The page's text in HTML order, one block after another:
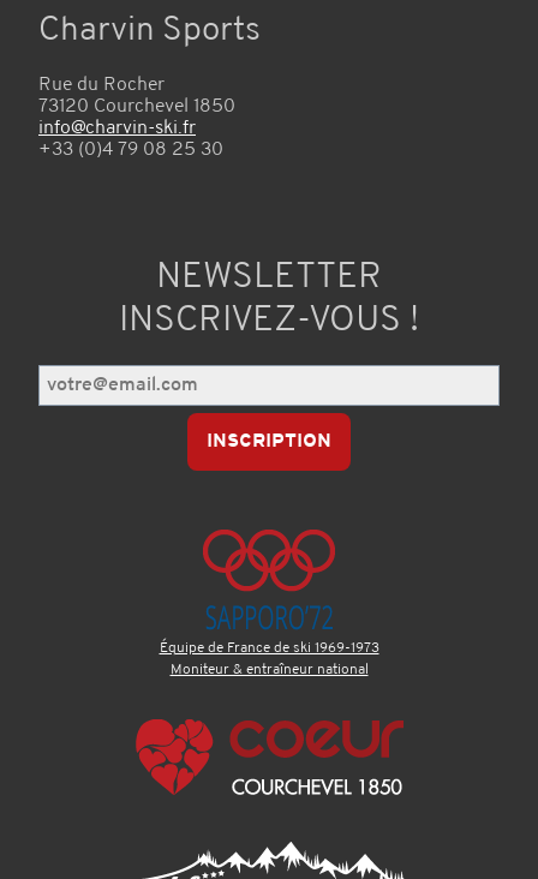
Charvin Sports
Rue du Rocher
73120 Courchevel 1850
info@charvin-ski.fr
+33 (0)4 79 08 25 30
NEWSLETTER
INSCRIVEZ-VOUS !
Équipe de France de ski 1969-1973
Moniteur & entraîneur national